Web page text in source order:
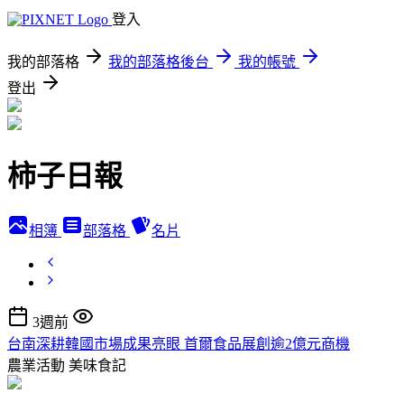
登入
我的部落格 我的部落格後台
我的帳號
登出
柿子日報
相簿 部落格 名片
3週前
台南深耕韓國市場成果亮眼 首爾食品展創逾2億元商機
農業活動 美味食記